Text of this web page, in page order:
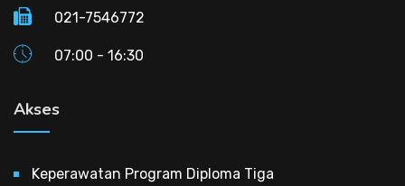
021-7546772
07:00 - 16:30
Akses
Keperawatan Program Diploma Tiga